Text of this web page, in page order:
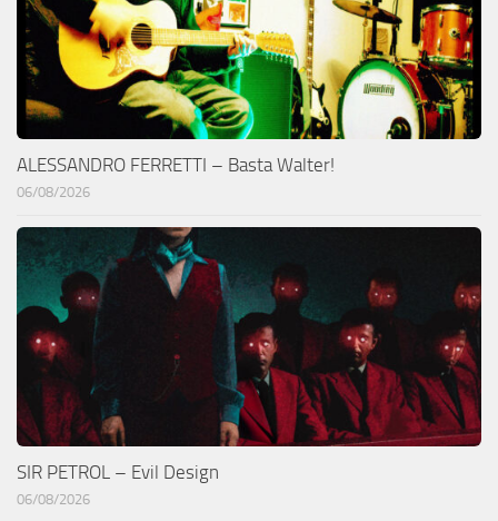
ALESSANDRO FERRETTI – Basta Walter!
06/08/2026
SIR PETROL – Evil Design
06/08/2026